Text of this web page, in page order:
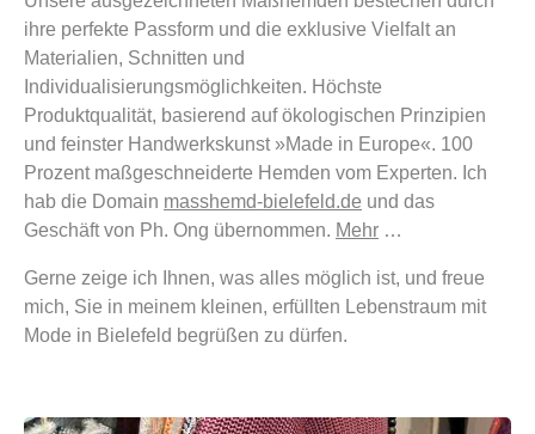
ihre perfekte Passform und die exklusive Vielfalt an
Materialien, Schnitten und
Individualisierungsmöglichkeiten. Höchste
Produktqualität, basierend auf ökologischen Prinzipien
und feinster Handwerkskunst »Made in Europe«. 100
Prozent maßgeschneiderte Hemden vom Experten. Ich
hab die Domain masshemd-bielefeld.de und das
Geschäft von Ph. Ong übernommen. Mehr …
Gerne zeige ich Ihnen, was alles möglich ist, und freue
mich, Sie in meinem kleinen, erfüllten Lebenstraum mit
Mode in Bielefeld begrüßen zu dürfen.